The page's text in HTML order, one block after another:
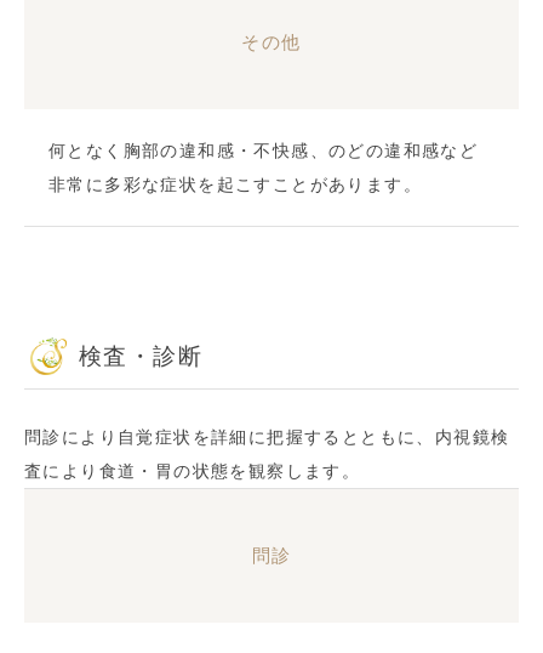
その他
何となく胸部の違和感・不快感、のどの違和感など
非常に多彩な症状を起こすことがあります。
検査・診断
問診により自覚症状を詳細に把握するとともに、内視鏡検
査により食道・胃の状態を観察します。
問診